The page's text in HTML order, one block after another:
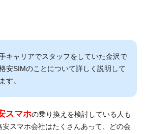
キャリアでスタッフをしていた金沢で
安SIMのことについて詳しく説明して
す。
スマホの乗り換えを検討している人も
スマホ会社はたくさんあって、どの会